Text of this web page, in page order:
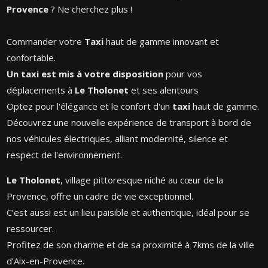
Provence ? Ne cherchez plus !
Commander votre Taxi haut de gamme innovant et
confortable.
Un taxi est mis à votre disposition pour vos
déplacements à Le Tholonet et ses alentours
Optez pour l'élégance et le confort d'un taxi haut de gamme.
Découvrez une nouvelle expérience de transport à bord de
nos véhicules électriques, alliant modernité, silence et
respect de l'environnement.
Le Tholonet, village pittoresque niché au cœur de la
Provence, offre un cadre de vie exceptionnel.
C’est aussi est un lieu paisible et authentique, idéal pour se
ressourcer.
Profitez de son charme et de sa proximité à 7kms de la ville
d’Aix-en-Provence.